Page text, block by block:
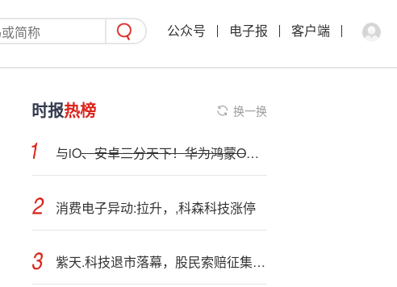
公众号 电子报 客户端
时报热榜 换一换
与iO、安卓三分天下！华为鸿蒙OS第三季度份额增至18%：nova 14成增长主力
消费电子异动:拉升，,科森科技涨停
紫天.科技退市落幕，股民索赔征集进行中